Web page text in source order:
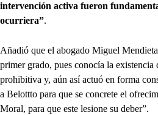
intervención activa fueron
ocurriera”.
Añadió que el abogado Miguel
primer grado, pues conocía la
prohibitiva y, aún así actuó en forma
a Belottto para que se concrete el
Moral, para que este lesione su deber”.